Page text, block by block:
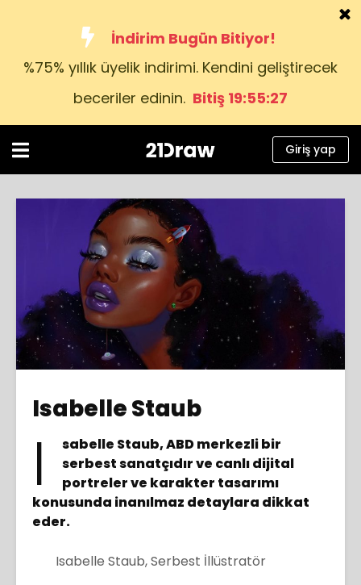
İndirim Bugün Bitiyor!
%75% yıllık üyelik indirimi. Kendini geliştirecek
beceriler edinin. Bitiş 19:55:27
Kurslar
Yardım
Hakkımızda
Giriş yap
Türkçe
Giriş yap
Isabelle Staub
I
sabelle Staub, ABD merkezli bir
serbest sanatçıdır ve canlı dijital
portreler ve karakter tasarımı
konusunda inanılmaz detaylara dikkat
eder.
Isabelle Staub, Serbest İllüstratör